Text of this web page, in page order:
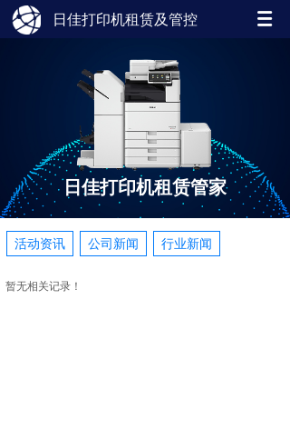
日佳打印机租赁管家
活动资讯 公司新闻 行业新闻
暂无相关记录！
日佳打印机租赁及管控